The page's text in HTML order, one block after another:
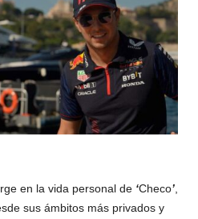
en la vida personal de ‘Checo’
sus ámbitos más privados y